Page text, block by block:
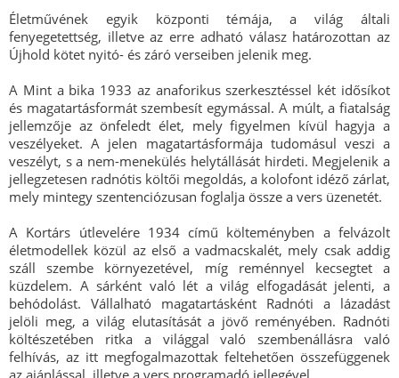
Életművének egyik központi témája, a világ általi
fenyegetettség, illetve az erre adható válasz határozottan az
Újhold kötet nyitó- és záró verseiben jelenik meg.
A Mint a bika 1933 az anaforikus szerkesztéssel két idősíkot
és magatartásformát szembesít egymással. A múlt, a fiatalság
jellemzője az önfeledt élet, mely figyelmen kívül hagyja a
veszélyeket. A jelen magatartásformája tudomásul veszi a
veszélyt, s a nem-menekülés helytállását hirdeti. Megjelenik a
jellegzetesen radnótis költői megoldás, a kolofont idéző zárlat,
mely mintegy szentenciózusan foglalja össze a vers üzenetét.
A Kortárs útlevelére 1934 című költeményben a felvázolt
életmodellek közül az első a vadmacskalét, mely csak addig
száll szembe környezetével, míg reménnyel kecsegtet a
küzdelem. A sárként való lét a világ elfogadását jelenti, a
behódolást. Vállalható magatartásként Radnóti a lázadást
jelöli meg, a világ elutasítását a jövő reményében. Radnóti
költészetében ritka a világgal való szembenállásra való
felhívás, az itt megfogalmazottak feltehetően összefüggenek
az ajánlással, illetve a vers programadó jellegével.